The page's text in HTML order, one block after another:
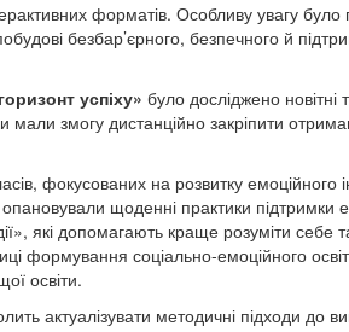
форматів. Особливу увагу було
безбар’єрного, безпечного й
успіху» було досліджено новітні
мали змогу дистанційно закріпити
фокусованих на розвитку емоційного
щоденні практики підтримки
які допомагають краще розуміти себе
формування соціально-емоційного
освіти.
актуалізувати методичні підходи до